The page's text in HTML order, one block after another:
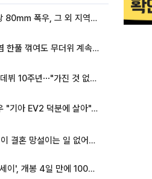
동해안은 시간당 80㎜ 폭우, 그 외 지역은 폭염…‘극과 극 날씨’
[내일 날씨] 폭염 한풀 꺾여도 무더위 계속⋯동해안 이틀 연속 비
임영웅, 어느덧 데뷔 10주년⋯"가진 것 없던 시절, 내 앞엔 20명의 팬뿐"
'굿 윌 헌팅' 배우 "기아 EV2 덕분에 살아"…교통사고 후 안전성 극찬
李대통령 “청년이 결혼 망설이는 일 없어야...제도상 불이익 조사”
놀란 감독 '오디세이', 개봉 4일 만에 100만 돌파⋯'왕사남' 보다 빠르다